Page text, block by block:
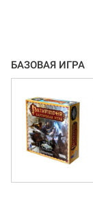
БАЗОВАЯ ИГРА